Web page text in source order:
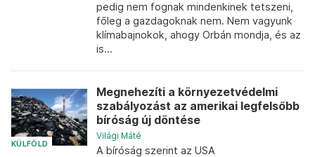
pedig nem fognak mindenkinek tetszeni,
főleg a gazdagoknak nem. Nem vagyunk
klímabajnokok, ahogy Orbán mondja, és az
is...
KÜLFÖLD
Megnehezíti a környezetvédelmi
szabályozást az amerikai legfelsőbb
bíróság új döntése
Világi Máté
A bíróság szerint az USA